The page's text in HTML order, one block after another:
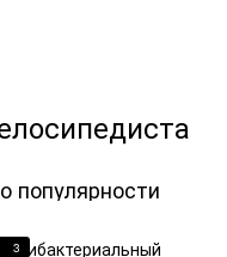
популярности
3